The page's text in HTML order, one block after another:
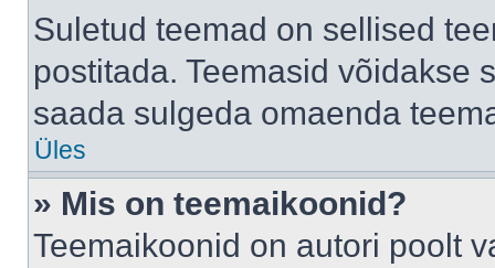
Suletud teemad on sellised
postitada. Teemasid võidakse
saada sulgeda omaenda
Üles
» Mis on teemaikoonid?
Teemaikoonid on autori poolt